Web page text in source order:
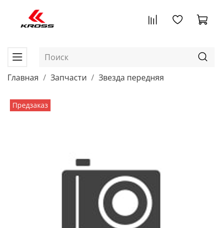
Главная Запчасти Звезда передняя
Предзаказ